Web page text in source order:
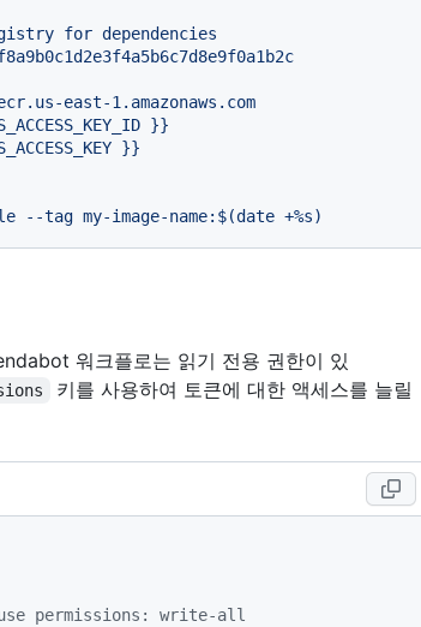
for dependencies
east-1.amazonaws.com
}}
}}
--tag my-image-name:$(date +%s)
워크플로는 읽기 전용 권한이 있
키를 사용하여 토큰에 대한 액세스를 늘릴
permissions: write-all